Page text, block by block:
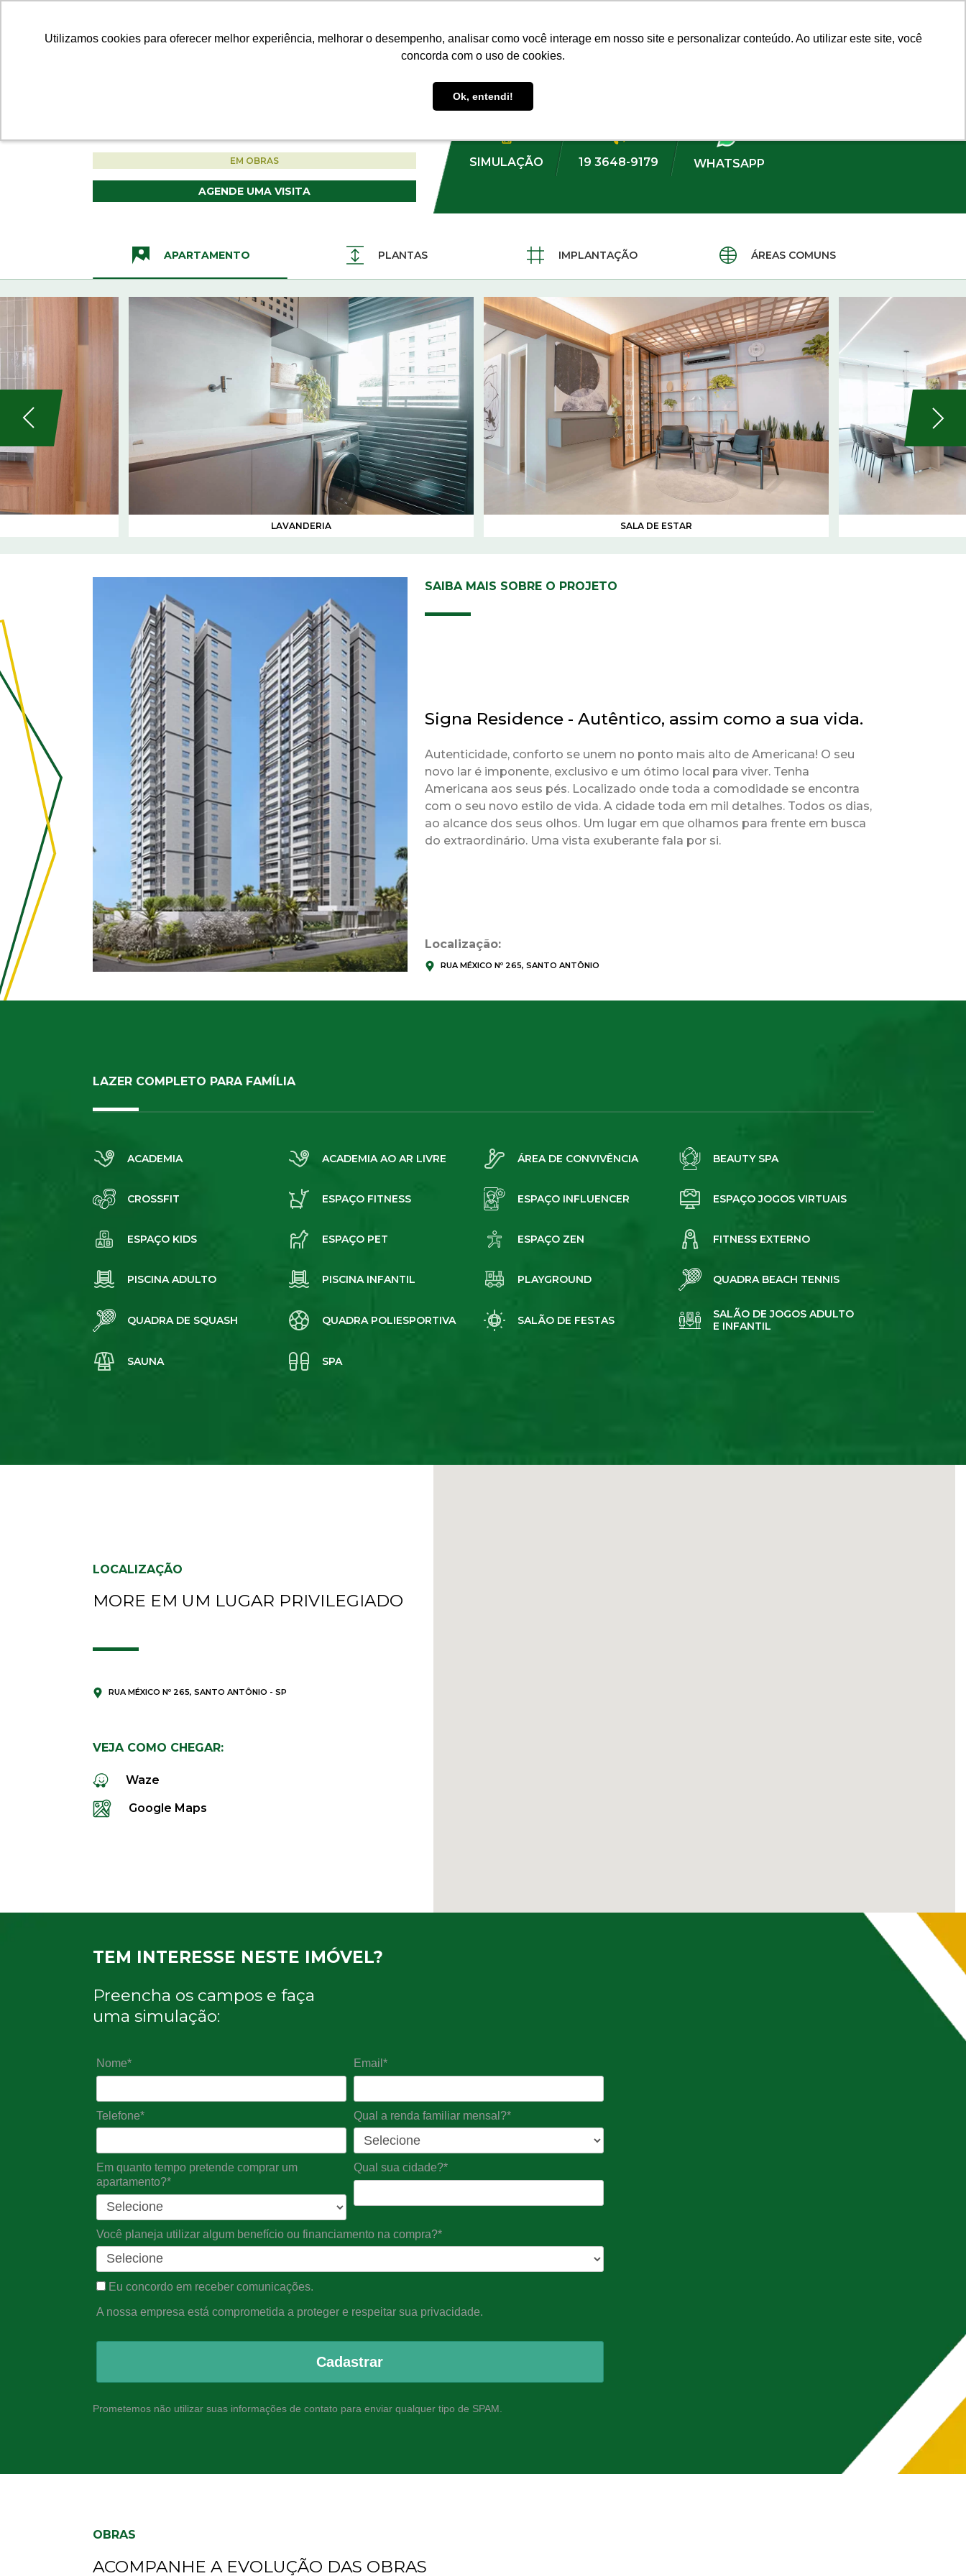
Utilizamos cookies para oferecer melhor experiência, melhorar o desempenho, analisar como você interage em nosso site e personalizar conteúdo. Ao utilizar este site, você
concorda com o uso de cookies.
Ok, entendi!
Utilizamos cookies para oferecer melhor experiência, melhorar o desempenho, analisar como você interage em nosso site e personalizar conteúdo. Ao utilizar este site, você
concorda com o uso de cookies.
Ok, entendi!
EM OBRAS
AGENDE UMA VISITA
FALE COM UM(A) CONSULTOR(A)
SIMULAÇÃO 19 3648-9179 WHATSAPP
APARTAMENTO PLANTAS IMPLANTAÇÃO ÁREAS COMUNS
LAVANDERIA SALA DE ESTAR
SAIBA MAIS SOBRE O PROJETO
Signa Residence - Autêntico, assim como a sua vida.
Autenticidade, conforto se unem no ponto mais alto de Americana! O seu
novo lar é imponente, exclusivo e um ótimo local para viver. Tenha
Americana aos seus pés. Localizado onde toda a comodidade se encontra
com o seu novo estilo de vida. A cidade toda em mil detalhes. Todos os dias,
ao alcance dos seus olhos. Um lugar em que olhamos para frente em busca
do extraordinário. Uma vista exuberante fala por si.
Localização:
RUA MÉXICO Nº 265, SANTO ANTÔNIO
LAZER COMPLETO PARA FAMÍLIA
ACADEMIA ACADEMIA AO AR LIVRE ÁREA DE CONVIVÊNCIA BEAUTY SPA
CROSSFIT ESPAÇO FITNESS ESPAÇO INFLUENCER ESPAÇO JOGOS VIRTUAIS
ESPAÇO KIDS ESPAÇO PET ESPAÇO ZEN FITNESS EXTERNO
PISCINA ADULTO PISCINA INFANTIL PLAYGROUND QUADRA BEACH TENNIS
QUADRA DE SQUASH QUADRA POLIESPORTIVA SALÃO DE FESTAS
SALÃO DE JOGOS ADULTO
E INFANTIL
SAUNA SPA
LOCALIZAÇÃO
MORE EM UM LUGAR PRIVILEGIADO
RUA MÉXICO Nº 265, SANTO ANTÔNIO - SP
VEJA COMO CHEGAR:
Waze
Google Maps
TEM INTERESSE NESTE IMÓVEL?
Preencha os campos e faça
uma simulação:
Nome* Email*
Telefone* Qual a renda familiar mensal?*
Em quanto tempo pretende comprar um
apartamento?*
Qual sua cidade?*
Você planeja utilizar algum benefício ou financiamento na compra?*
Eu concordo em receber comunicações.
A nossa empresa está comprometida a proteger e respeitar sua privacidade.
Cadastrar
Prometemos não utilizar suas informações de contato para enviar qualquer tipo de SPAM.
OBRAS
ACOMPANHE A EVOLUÇÃO DAS OBRAS